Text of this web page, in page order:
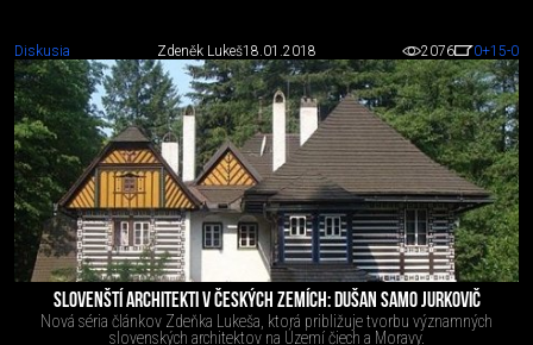
Diskusia Zdeněk Lukeš18.01.2018 2076 0+15-0
SLOVENŠTÍ ARCHITEKTI V ČESKÝCH ZEMÍCH: DUŠAN SAMO JURKOVIČ
Nová séria článkov Zdeňka Lukeša, ktorá približuje tvorbu významných
slovenských architektov na Území čiech a Moravy.